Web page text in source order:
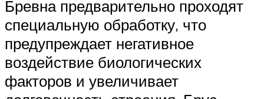
Бревна предварительно проходят
специальную обработку, что
предупреждает негативное
воздействие биологических
факторов и увеличивает